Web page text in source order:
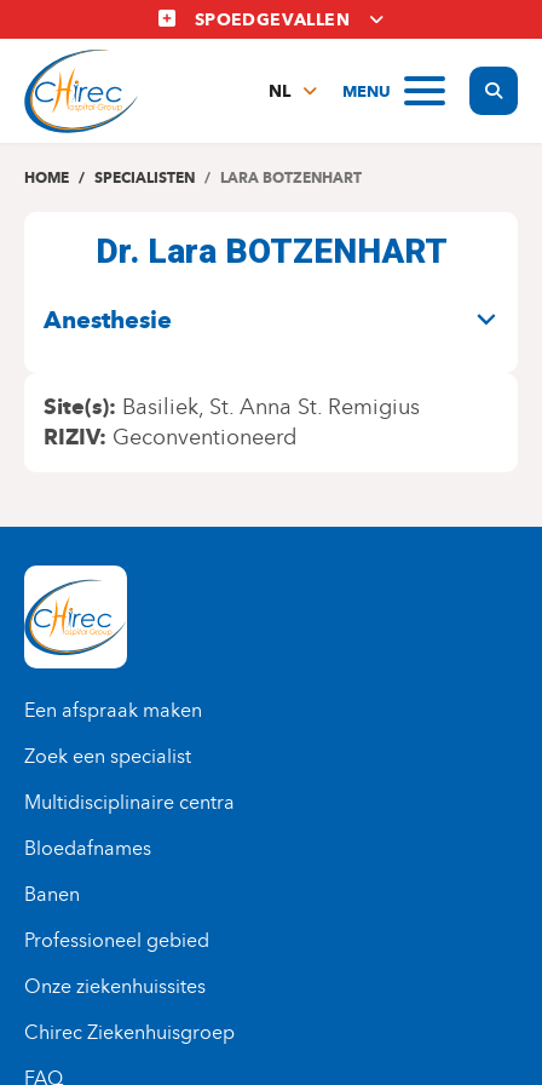
en
naar
inhoud
SPOEDGEVALLEN
MENU
NL
EN
HOME SPECIALISTEN LARA BOTZENHART
Dr. Lara BOTZENHART
Anesthesie
Site(s) Basiliek St. Anna St. Remigius
RIZIV Geconventioneerd
Een afspraak maken
Zoek een specialist
Multidisciplinaire centra
Bloedafnames
Banen
Professioneel gebied
Onze ziekenhuissites
Chirec Ziekenhuisgroep
FAQ